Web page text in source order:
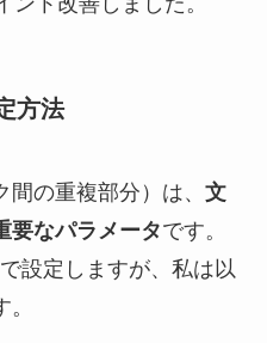
方法
の重複部分）は、 文
要なパラメータです。
設定しますが、私は以